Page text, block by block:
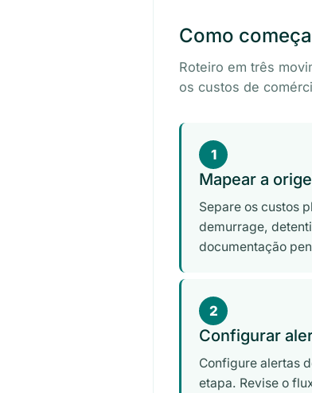
Como
Roteiro em três
os custos de
1
Mapear a
Separe os custos
demurrage,
documentação
2
Configurar
Configure alertas
etapa. Revise o